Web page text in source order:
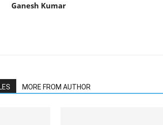
Ganesh Kumar
MORE FROM AUTHOR